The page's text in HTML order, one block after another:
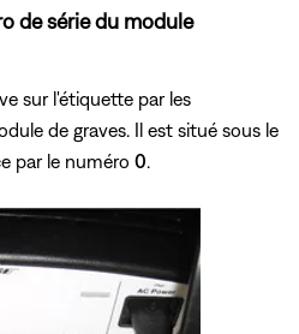
de série du module
sur l'étiquette par les
de graves. Il est situé sous le
par le numéro 0